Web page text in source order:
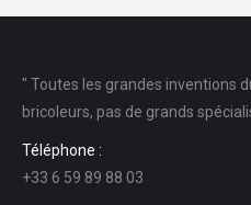
" Toutes les grandes inventions
bricoleurs, pas de grands
Téléphone :
+33 6 59 89 88 03